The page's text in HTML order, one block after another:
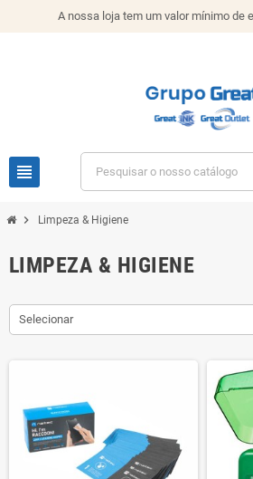
A nossa loja tem um valor mínimo de
view_headline
chevron_right Limpeza & Higiene
LIMPEZA & HIGIENE
Selecionar